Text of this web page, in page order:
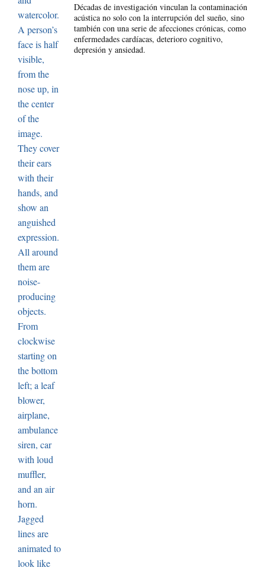
Décadas de investigación vinculan la contaminación
acústica no solo con la interrupción del sueño, sino
también con una serie de afecciones crónicas, como
enfermedades cardíacas, deterioro cognitivo,
depresión y ansiedad.